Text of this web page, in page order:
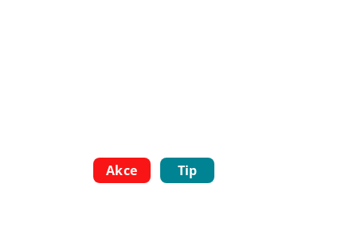
Akce Tip